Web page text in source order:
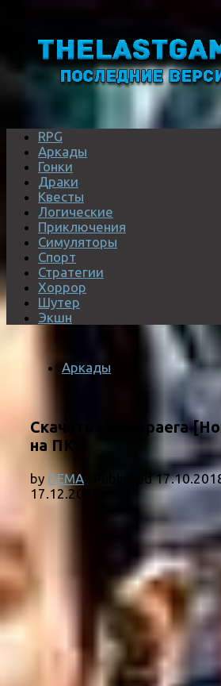
RPG
Аркады
Гонки
Драки
Квесты
Логические
Приключения
Симуляторы
Спорт
Стратегии
Хоррор
Шутер
Экшн
Аркады
Скачать игру Spaera
на ПК
by DEMA · Published
17.12.2018